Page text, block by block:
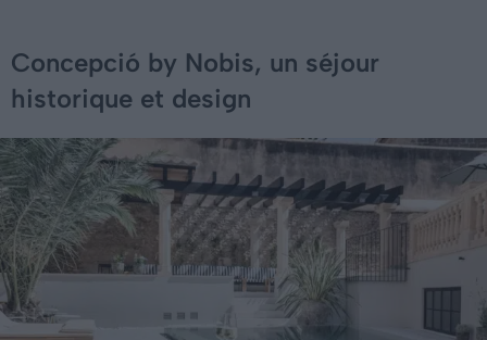
Concepció by Nobis, un séjour
historique et design